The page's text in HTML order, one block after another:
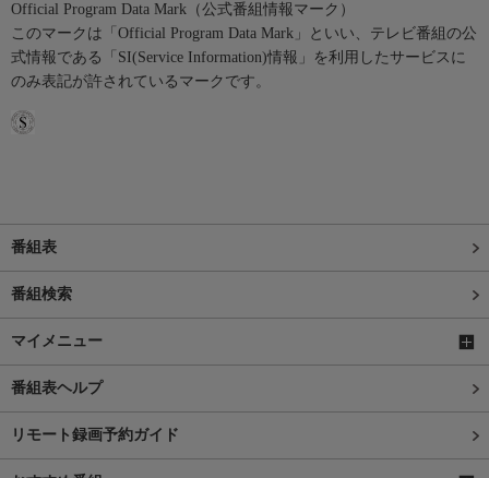
Official Program Data Mark（公式番組情報マーク）
このマークは「Official Program Data Mark」といい、テレビ番組の公
式情報である「SI(Service Information)情報」を利用したサービスに
のみ表記が許されているマークです。
番組表
番組検索
マイメニュー
番組表ヘルプ
リモート録画予約ガイド